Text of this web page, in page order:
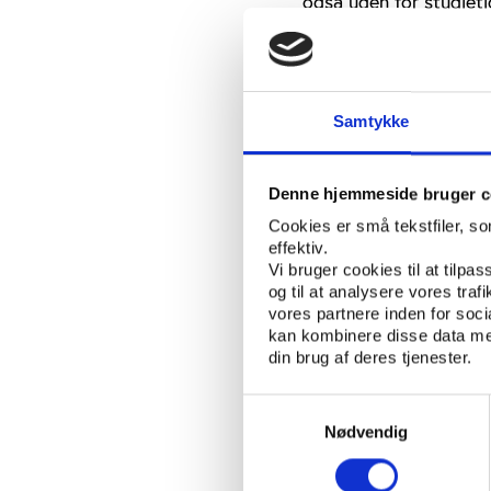
Samtykke
Denne hjemmeside bruger
Cookies er små tekstfiler,
effektiv.
Vi bruger cookies til at
og til at analysere vores
vores partnere inden for
kan kombinere disse data
din brug af deres tjenester.
Nødvendig
MoveJam-appen med
”Vores
for dem. Da vi
selvorganiseret
puljen, og en uge
MoveJam-projektet
MoveJam-teamet ser
også udlandet
for Idræt og
bacheloruddannelsen
over konkrete
”Jeg havde ikke
starten, men det er